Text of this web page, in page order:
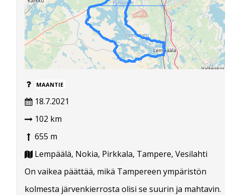
MAANTIE
18.7.2021
102 km
655 m
Lempäälä, Nokia, Pirkkala, Tampere, Vesilahti
On vaikea päättää, mikä Tampereen ympäristön
kolmesta järvenkierrosta olisi se suurin ja mahtavin.